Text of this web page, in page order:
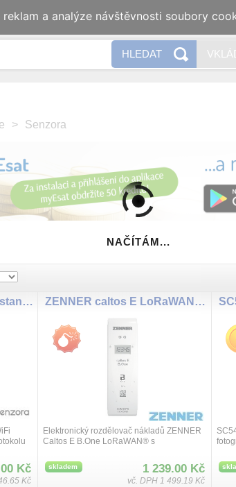
HLEDAT
> Senzora
NAČÍTÁM...
HDS238-2HA Home Assistant, SENZORA WiFi jednofázový elektroměr el. meter, 65A, LCD display
Kč
Kč
ZENNER caltos E LoRaWAN indikátor spotřeby tepla
Elektronický rozdělovač nákladů ZENNER
Caltos E B.One LoRaWAN® s
zaznamenávání podílu tepla vyrobeného
radiátory. Integ...
skladem 1 239.00 Kč
vč. DPH 1 499.19 Kč
a analýze návštěvnosti soubory